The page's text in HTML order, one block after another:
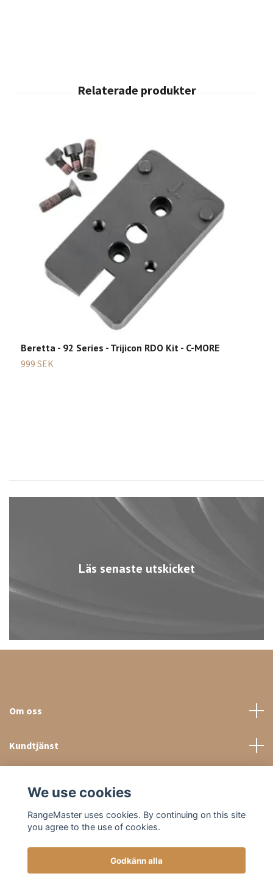
Läs senaste utskicket
Beretta - 92 Series - Trijicon RDO Kit - C-MORE
999 SEK
Om oss
Kundtjänst
We use cookies
RangeMaster uses cookies. By continuing on this site
you agree to the use of cookies.
Godkänn alla